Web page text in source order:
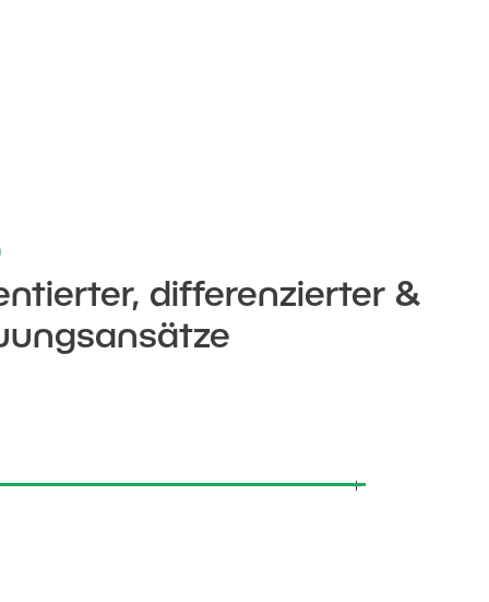
differenzierter &